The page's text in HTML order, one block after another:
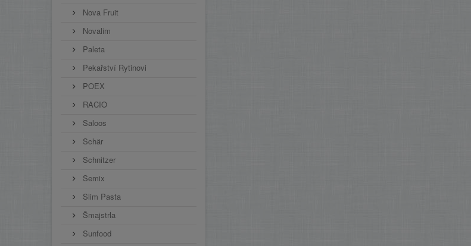
Nova Fruit
Novalim
Paleta
Pekařství Rytinovi
POEX
RACIO
Saloos
Schär
Schnitzer
Semix
Slim Pasta
Šmajstrla
Sunfood